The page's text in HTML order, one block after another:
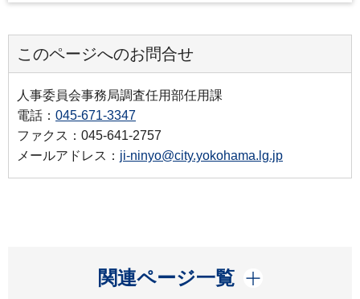
このページへのお問合せ
人事委員会事務局調査任用部任用課
電話： 045-671-3347
ファクス：045-641-2757
メールアドレス： ji-ninyo@city.yokohama.lg.jp
関連ページ一覧
開く